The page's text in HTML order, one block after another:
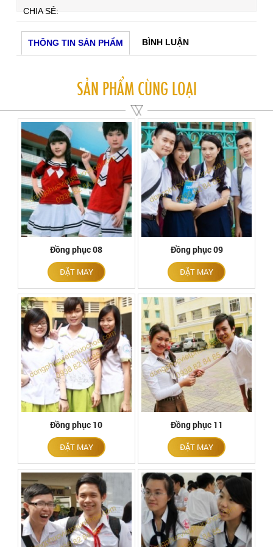
CHIA SẺ:
THÔNG TIN SẢN PHẨM BÌNH LUẬN
SẢN PHẨM CÙNG LOẠI
Đồng phục 08
ĐẶT MAY
Đồng phục 09
ĐẶT MAY
Đồng phục 10
ĐẶT MAY
Đồng phục 11
ĐẶT MAY